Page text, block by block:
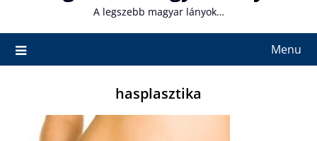
A legszebb magyar lányok…
Menu
hasplasztika